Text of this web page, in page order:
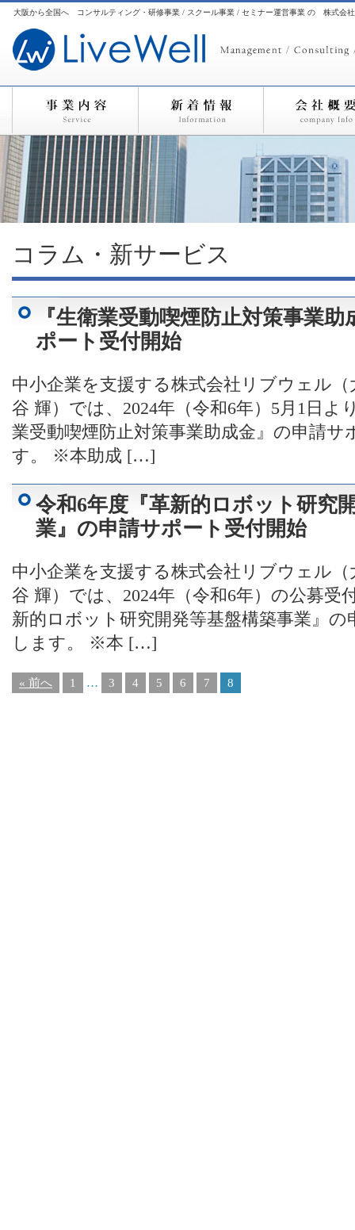
大阪から全国へ コンサルティング・研修事業 / スクール事業 / セミナー運営事業 の 株式会
コラム・新サービス
『生衛業受動喫煙防止対策事業
ポート受付開始
中小企業を支援する株式会社リブウェル
谷 輝）では、2024年（令和6年）5月1日
業受動喫煙防止対策事業助成金』の申請
す。 ※本助成 […]
令和6年度『革新的ロボット研究
業』の申請サポート受付開始
中小企業を支援する株式会社リブウェル
谷 輝）では、2024年（令和6年）の公募受
新的ロボット研究開発等基盤構築事業』
します。 ※本 […]
« 前へ 1 … 3 4 5 6 7 8